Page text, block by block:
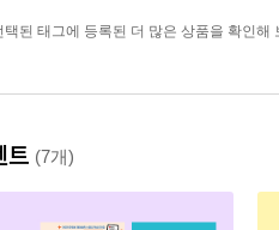
택된 태그에 등록된 더 많은 상품을 확인해
트 (7개)